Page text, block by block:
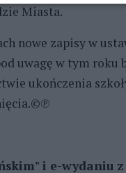
Miasta.
nowe zapisy w
uwagę w tym roku
ukończenia
i e-wydaniu z